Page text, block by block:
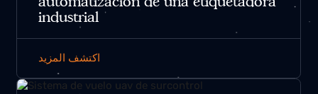
Investigación, fabricación y
automatización de una etiquetadora
industrial
اكتشف المزيد